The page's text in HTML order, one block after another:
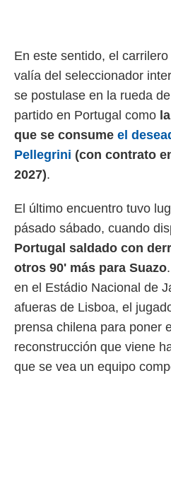
o
aunque
no
Puedes
acceder a
web a
abono
únicos
similares
sitio
IP
En este sentido, el
valía del seleccionador
se postulase en la rueda
partido en Portugal como
que se consume el
Pellegrini (con contrato
2027).
El último encuentro tuvo
pásado sábado, cuando
Portugal saldado con
otros 90' más para Suazo
en el Estádio Nacional de
afueras de Lisboa, el
prensa chilena para poner
reconstrucción que viene
que se vea un equipo